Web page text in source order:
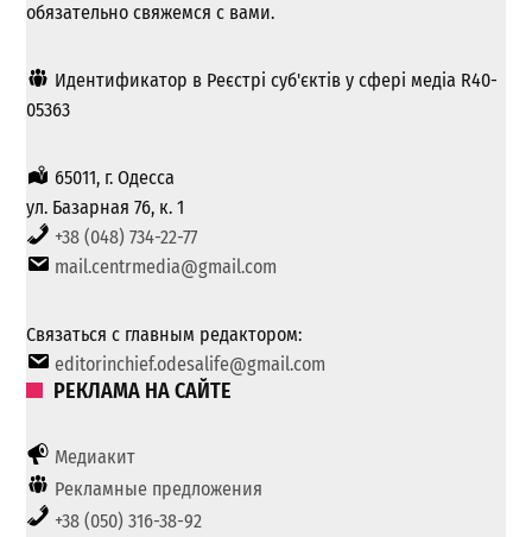
обязательно свяжемся с вами.
Идентификатор в Реєстрі суб'єктів у сфері медіа R40-
05363
65011, г. Одесса
ул. Базарная 76, к. 1
+38 (048) 734-22-77
mail.centrmedia@gmail.com
Связаться с главным редактором:
editorinchief.odesalife@gmail.com
РЕКЛАМА НА САЙТЕ
Медиакит
Рекламные предложения
+38 (050) 316-38-92